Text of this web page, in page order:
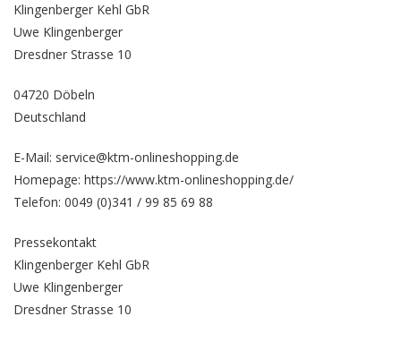
Klingenberger Kehl GbR
Uwe Klingenberger
Dresdner Strasse 10
04720 Döbeln
Deutschland
E-Mail: service@ktm-onlineshopping.de
Homepage: https://www.ktm-onlineshopping.de/
Telefon: 0049 (0)341 / 99 85 69 88
Pressekontakt
Klingenberger Kehl GbR
Uwe Klingenberger
Dresdner Strasse 10